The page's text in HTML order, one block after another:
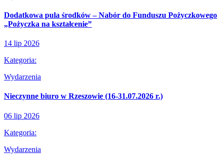
Dodatkowa pula środków – Nabór do Funduszu Pożyczkowego
„Pożyczka na kształcenie”
14 lip 2026
Kategoria:
Wydarzenia
Nieczynne biuro w Rzeszowie (16-31.07.2026 r.)
06 lip 2026
Kategoria:
Wydarzenia